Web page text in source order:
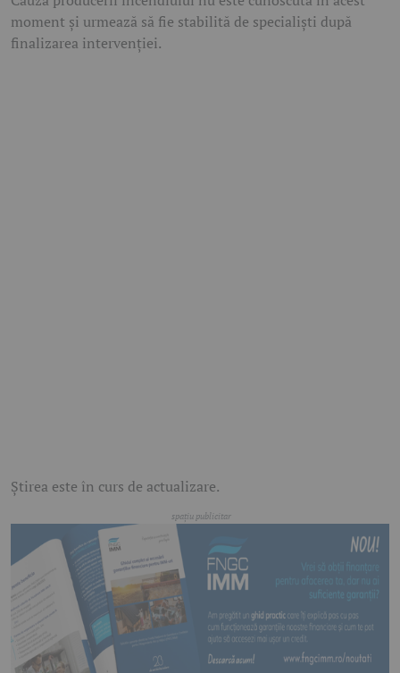
moment și urmează să fie stabilită de specialiști după
finalizarea intervenției.
Știrea este în curs de actualizare.